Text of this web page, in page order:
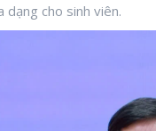
cho sinh viên.